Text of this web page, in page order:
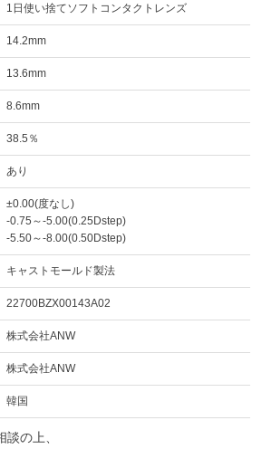
1日使い捨てソフトコンタクトレンズ
14.2mm
13.6mm
8.6mm
38.5％
あり
±0.00(度なし)
-0.75～-5.00(0.25Dstep)
-5.50～-8.00(0.50Dstep)
キャストモールド製法
22700BZX00143A02
株式会社ANW
株式会社ANW
韓国
の上、